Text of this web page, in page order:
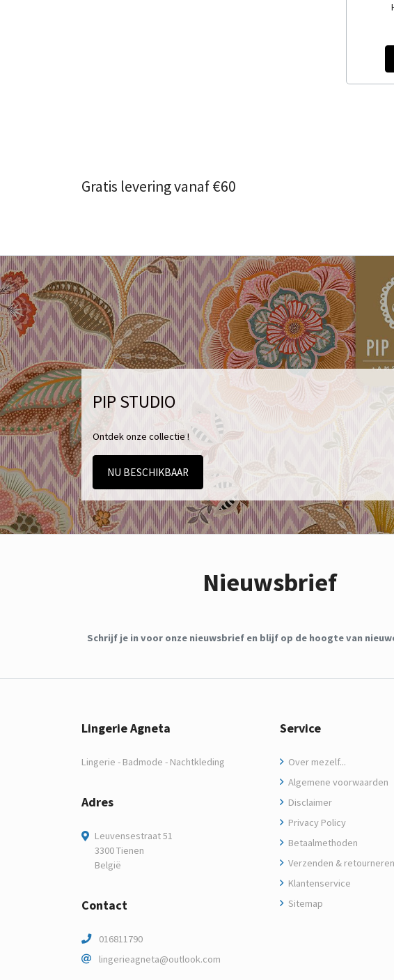
Gratis levering vanaf €60
PIP STUDIO
Ontdek onze collectie !
NU BESCHIKBAAR
Nieuwsbrief
Schrijf je in voor onze nieuwsbrief en blijf op de hoogte van
Lingerie Agneta
Lingerie - Badmode - Nachtkleding
Adres
Leuvensestraat 51
3300 Tienen
België
Contact
016811790
lingerieagneta@outlook.com
Service
Over mezelf...
Algemene voorwaarden
Disclaimer
Privacy Policy
Betaalmethoden
Verzenden & retourneren
Klantenservice
Sitemap